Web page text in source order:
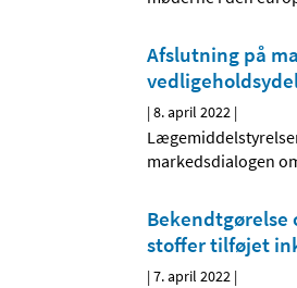
Afslutning på
|8. april 2022 |
markedsdialogen
Bekendtgørelse
stoffer tilføjet
|7. april 2022 |